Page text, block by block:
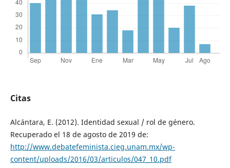
Citas
Alcántara, E. (2012). Identidad sexual / rol de género.
Recuperado el 18 de agosto de 2019 de:
http://www.debatefeminista.cieg.unam.mx/wp-
content/uploads/2016/03/articulos/047_10.pdf